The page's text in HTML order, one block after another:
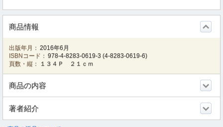
商品情報
出版年月： 2016年6月
ISBNコード： 978-4-8283-0619-3 (4-8283-0619-6)
頁数・縦：
１３４Ｐ ２１ｃｍ
商品の内容
著者紹介